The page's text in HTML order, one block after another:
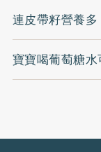
連皮帶籽營養
寶寶喝葡萄糖